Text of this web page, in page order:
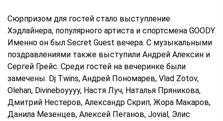
Сюрпризом для гостей стало выступление
Хэдлайнера, популярного артиста и спортсмена GOODY.
Именно он был Secret Guest вечера. С музыкальными
поздравлениями также выступили Андрей Алексин и
Сергей Грейс. Среди гостей на вечеринке были
замечены: Dj Twins, Андрей Пономарев, Vlad Zotov,
Olehan, Divineboyyyy, Настя Луч, Наталья Пряникова,
Дмитрий Нестеров, Александр Скрип, Жора Макаров,
Данила Мезенцев, Алексей Пеганов, Jovial, Элис